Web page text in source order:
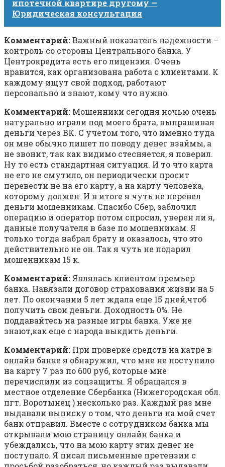
ипотечной квартире другому —
Юридическая консультация
Комментарий:Важный показатель надежности –
контроль со стороны Центрального банка. У
Центрокредита есть его лицензия. Очень
нравится, как организована работа с клиентами. К
каждому ищут свой подход, работают
персонально и знают, кому что нужно.
Комментарий: Мошенники сегодня ночью очень
натурально играли под моего брата, выпрашивая
деньги через ВК. С учетом того, что именно туда
он мне обычно пишет по поводу денег взаймы, а
не звонит, так как видимо стесняется, я поверил.
Ну то есть стандартная ситуация. И то что карта
не его не смутило, он периодически просит
перевести не на его карту, а на карту человека,
которому должен. И в итоге я чуть не перевел
деньги мошенникам. Спасибо Сбер, заблочил
операцию и оператор потом спросил, уверен ли я,
данные получателя в базе по мошенникам. Я
только тогда набрал брату и оказалось, что это
действительно не он. Так я чуть не подарил
мошенникам 15 к.
Комментарий:Являлась клиентом премьер
банка. Навязали договор страхования жизни на 5
лет. По окончании 5 лет ждала еще 15 дней,чтоб
получить свои деньги. Доходность 0%. Не
поддавайтесь на разные игры банка. Уже не
знают,как еще с народа выкдить деньги.
Комментарий: При проверке средств на катре в
онлайн банке я обнаружил, что мне не поступило
на карту 7 раз по 600 руб, которые мне
перечислили из соцзащиты. Я обращался в
местное отделение Сбербанка (Нижегородская обл.
пгт. Воротынец ) несколько раз. Каждый раз мне
выдавали выписку о том, что деньги на мой счет
банк отправил. Вместе с сотрудником банка мы
открывали мою страницу онлайн банка и
убеждались, что на мою карту этих денег не
поступало. Я писал письменные претензии с